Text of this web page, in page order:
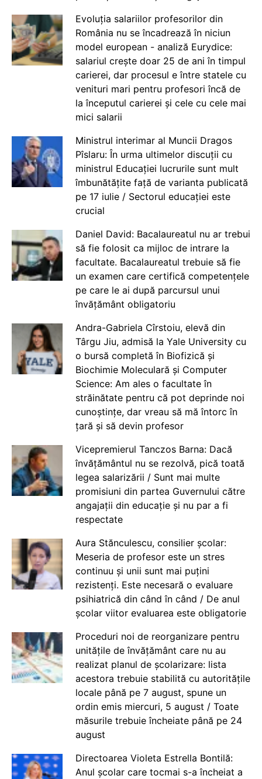
Evoluția salariilor profesorilor din
România nu se încadrează în niciun
model european - analiză Eurydice:
salariul crește doar 25 de ani în timpul
carierei, dar procesul e între statele cu
venituri mari pentru profesori încă de
la începutul carierei și cele cu cele mai
mici salarii
Ministrul interimar al Muncii Dragos
Pîslaru: În urma ultimelor discuții cu
ministrul Educației lucrurile sunt mult
îmbunătățite față de varianta publicată
pe 17 iulie / Sectorul educației este
crucial
Daniel David: Bacalaureatul nu ar trebui
să fie folosit ca mijloc de intrare la
facultate. Bacalaureatul trebuie să fie
un examen care certifică competențele
pe care le ai după parcursul unui
învățământ obligatoriu
Andra-Gabriela Cîrstoiu, elevă din
Târgu Jiu, admisă la Yale University cu
o bursă completă în Biofizică și
Biochimie Moleculară și Computer
Science: Am ales o facultate în
străinătate pentru că pot deprinde noi
cunoștințe, dar vreau să mă întorc în
țară și să devin profesor
Vicepremierul Tanczos Barna: Dacă
învățământul nu se rezolvă, pică toată
legea salarizării / Sunt mai multe
promisiuni din partea Guvernului către
angajații din educație și nu par a fi
respectate
Aura Stănculescu, consilier școlar:
Meseria de profesor este un stres
continuu și unii sunt mai puțini
rezistenți. Este necesară o evaluare
psihiatrică din când în când / De anul
școlar viitor evaluarea este obligatorie
Proceduri noi de reorganizare pentru
unitățile de învățământ care nu au
realizat planul de școlarizare: lista
acestora trebuie stabilită cu autoritățile
locale până pe 7 august, spune un
ordin emis miercuri, 5 august / Toate
măsurile trebuie încheiate până pe 24
august
Directoarea Violeta Estrella Bontilă:
Anul școlar care tocmai s-a încheiat a